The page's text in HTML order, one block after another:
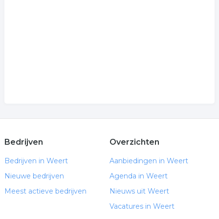
Bedrijven
Bedrijven in Weert
Nieuwe bedrijven
Meest actieve bedrijven
Overzichten
Aanbiedingen in Weert
Agenda in Weert
Nieuws uit Weert
Vacatures in Weert